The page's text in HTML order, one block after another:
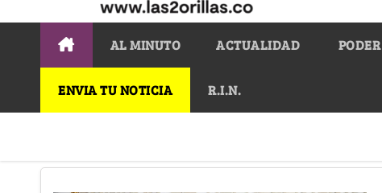
AL MINUTO ACTUALIDAD PODER
ENVIA TU NOTICIA R.I.N.